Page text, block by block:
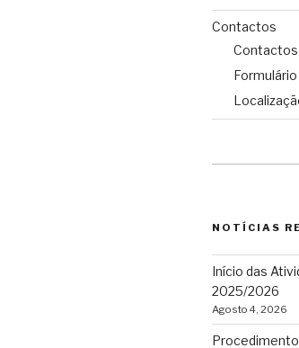
Contactos
Contactos
NOTÍCIAS
Início das
2025/2026
Agosto 4, 2026
Procedimento